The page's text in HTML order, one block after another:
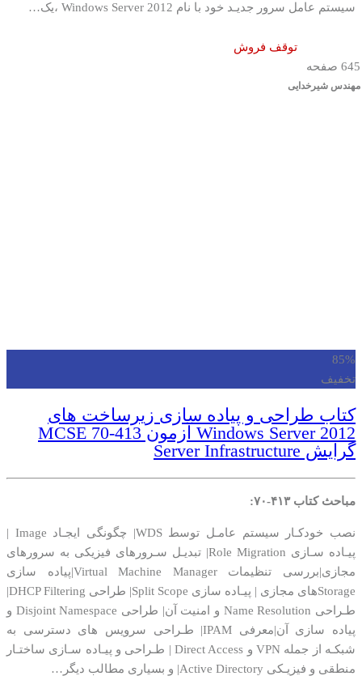
سیستم عامل سرور جدیـد خود با نام Windows Server 2012 ،یک…
توقف فروش
645 صفحه
مهندس شیرخدایی
85%
تخفیف
کتاب طراحی و پیاده سازی زیرساخت های
Windows Server 2012 آزمون MCSE 70-413
گرایش Server Infrastructure
مباحث کتاب ۴۱۳-۷۰:
نصب خودکـار سیستم عامـل توسط WDS| چگونگی ایجـاد Image |
پیـاده سـازی Role Migration| تبدیـل سـرورهای فیزیکی به سرورهای
مجازی|بررسی تنظیمات Virtual Machine Manager|پیاده سازی
Storageهای مجازی | پیـاده سازی Split Scope| طراحی DHCP Filtering|
طـراحی Name Resolution و امنیت آن| طراحی Disjoint Namespace و
پیاده سازی آن|معرفی IPAM| طـراحی سرویس های دسترسی به
شبکـه از جمله VPN و Direct Access | طـراحی و پیـاده سـازی ساختـار
منطقی و فیزیـکی Active Directory| و بسیاری مطالب دیگر…